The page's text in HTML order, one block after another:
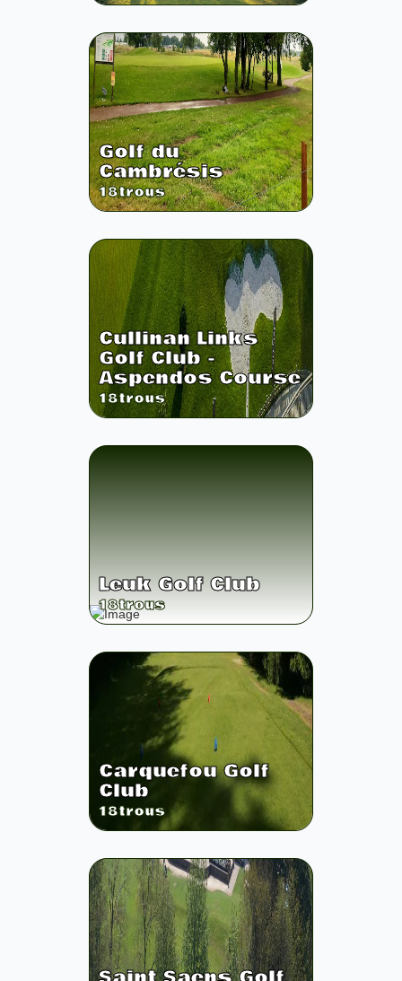
Golf du
Cambrésis
18trous
Cullinan Links
Golf Club -
Aspendos Course
18trous
Leuk Golf Club
18trous
Carquefou Golf
Club
18trous